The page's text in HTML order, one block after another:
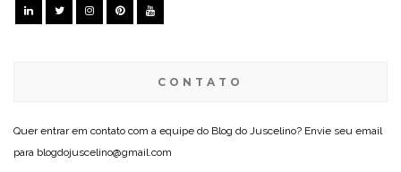
CONTATO
Quer entrar em contato com a equipe do Blog do Juscelino? Envie seu email
para blogdojuscelino@gmail.com